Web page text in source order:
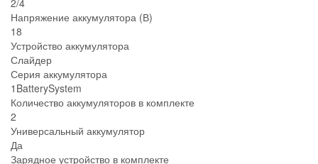
2/4
Напряжение аккумулятора (В)
18
Устройство аккумулятора
Слайдер
Серия аккумулятора
1BatterySystem
Количество аккумуляторов в комплекте
2
Универсальный аккумулятор
Да
Зарядное устройство в комплекте